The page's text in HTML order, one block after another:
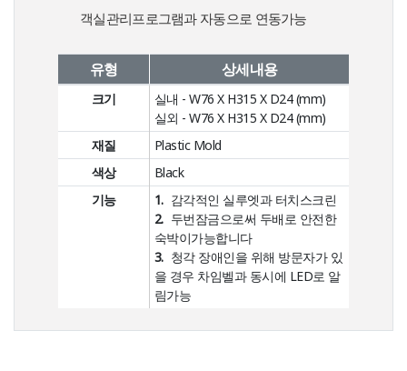
객실관리프로그램과 자동으로 연동가능
유형 상세내용
크기
실내 - W76 X H315 X D24 (mm)
실외 - W76 X H315 X D24 (mm)
재질
Plastic Mold
색상
Black
기능
1. 감각적인 실루엣과 터치스크린
2. 두번잠금으로써 두배로 안전한
숙박이가능합니다
3. 청각 장애인을 위해 방문자가 있
을 경우 차임벨과 동시에 LED로 알
림가능